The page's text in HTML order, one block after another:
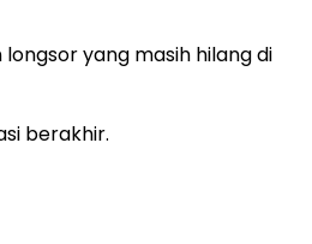
yang masih hilang di
berakhir.